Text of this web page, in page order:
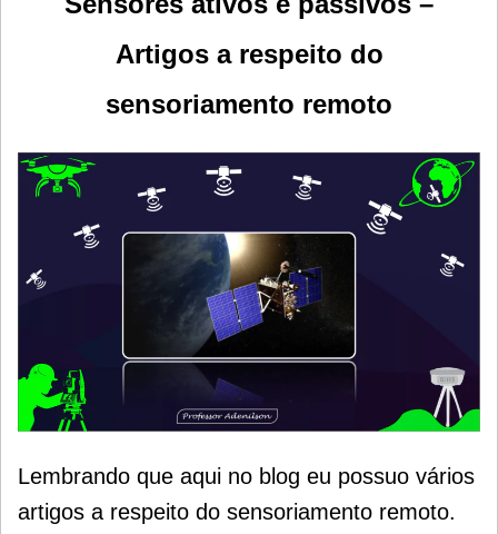
Artigos a respeito do
sensoriamento remoto
Lembrando que aqui no blog eu possuo vários
artigos a respeito do sensoriamento remoto.